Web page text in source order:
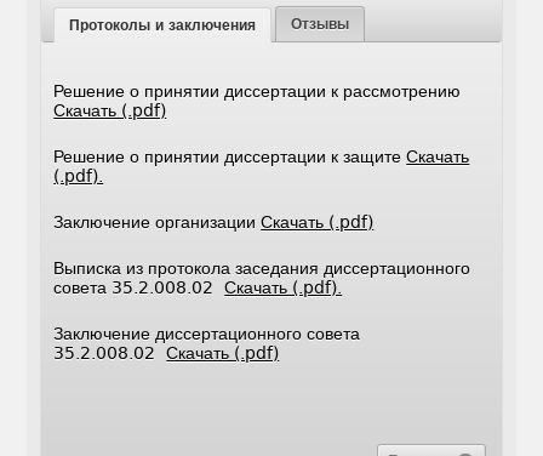
Протоколы и заключения Отзывы
Решение о принятии диссертации к рассмотрению
Скачать (.pdf)
Решение о принятии диссертации к защитеСкачать
(.pdf).
Заключение организацииСкачать (.pdf)
Выписка из протокола заседания диссертационного
совета 35.2.008.02Скачать (.pdf).
Заключение диссертационного совета
35.2.008.02Скачать (.pdf)